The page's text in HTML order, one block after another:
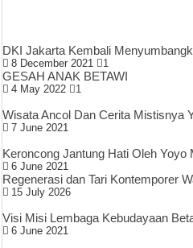
DKI Jakarta Kembali
8 December 2021 1
GESAH ANAK BETAWI
4 May 2022 1
Wisata Ancol Dan Cerita Mistisnya
7 June 2021
Keroncong Jantung Hati Oleh Yoyo
6 June 2021
Regenerasi dan Tari Kontemporer
15 July 2026
Visi Misi Lembaga Kebudayaan
6 June 2021